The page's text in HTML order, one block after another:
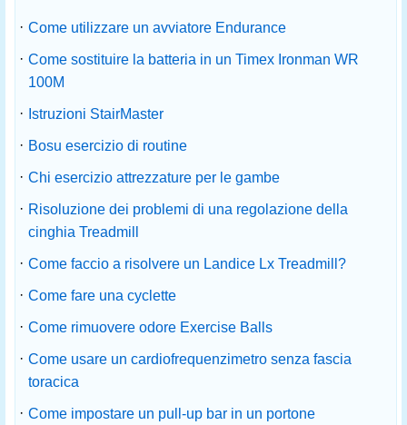
· Come utilizzare un avviatore Endurance
· Come sostituire la batteria in un Timex Ironman WR
100M
· Istruzioni StairMaster
· Bosu esercizio di routine
· Chi esercizio attrezzature per le gambe
· Risoluzione dei problemi di una regolazione della
cinghia Treadmill
· Come faccio a risolvere un Landice Lx Treadmill?
· Come fare una cyclette
· Come rimuovere odore Exercise Balls
· Come usare un cardiofrequenzimetro senza fascia
toracica
· Come impostare un pull-up bar in un portone